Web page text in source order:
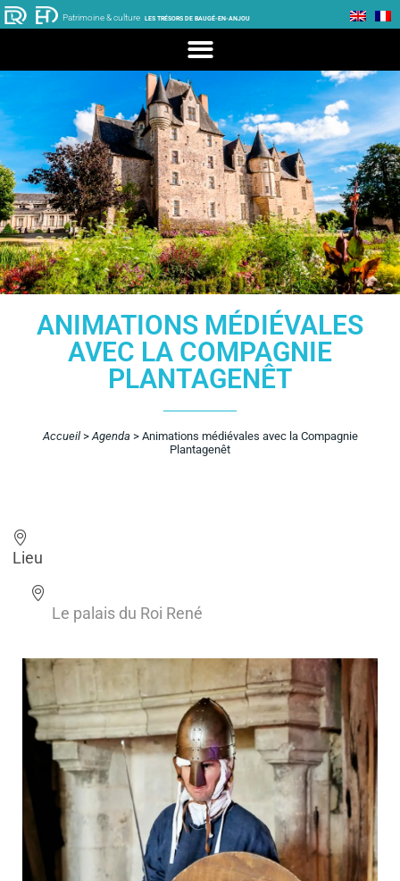
Patrimoine & culture LES TRÉSORS DE BAUGÉ-EN-ANJOU
ANIMATIONS MÉDIÉVALES
AVEC LA COMPAGNIE
PLANTAGENÊT
Accueil> Agenda > Animations médiévales avec la Compagnie
Plantagenêt
Lieu
Le palais du Roi René